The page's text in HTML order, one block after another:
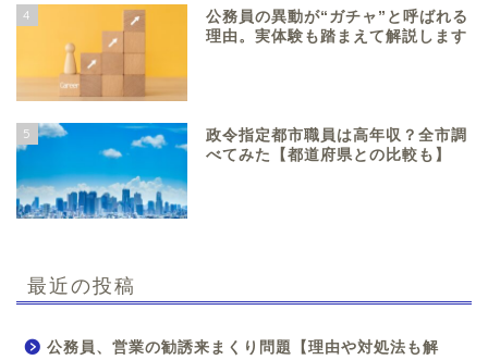
4
公務員の異動が“ガチャ”と呼ばれる
理由。実体験も踏まえて解説します
5
政令指定都市職員は高年収？全市調
べてみた【都道府県との比較も】
最近の投稿
公務員、営業の勧誘来まくり問題【理由や対処法も解